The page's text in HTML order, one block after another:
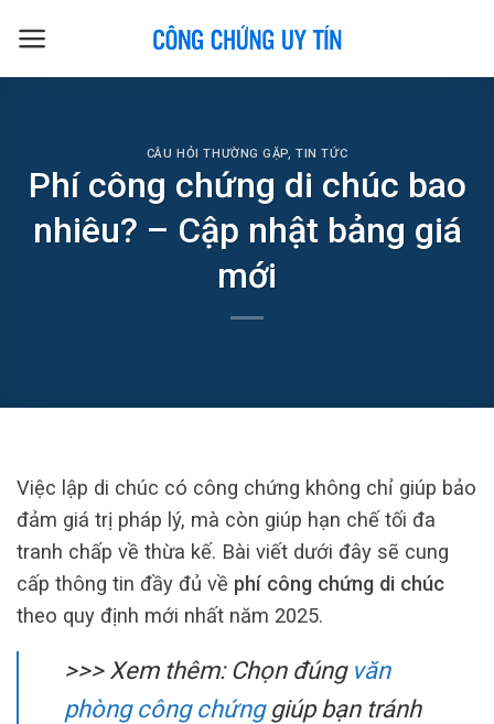
CÂU HỎI THƯỜNG GẶP,TIN TỨC
Phí công chứng di chúc bao
nhiêu? – Cập nhật bảng giá
mới
Việc lập di chúc có công chứng không chỉ giúp bảo
đảm giá trị pháp lý, mà còn giúp hạn chế tối đa
tranh chấp về thừa kế. Bài viết dưới đây sẽ cung
cấp thông tin đầy đủ về phí công chứng di chúc
theo quy định mới nhất năm 2025.
>>> Xem thêm: Chọn đúngvăn
phòng công chứnggiúp bạn tránh